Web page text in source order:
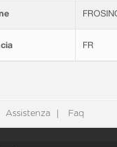
FR
Assistenza Faq